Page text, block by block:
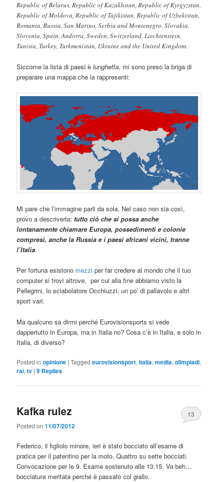
Republic of Belarus, Republic of Kazakhstan, Republic of Kyrgyzstan,
Republic of Moldova, Republic of Tajikistan, Republic of Uzbekistan,
Romania, Russia, San Marino, Serbia and Montenegro, Slovakia,
Slovenia, Spain, Andorra, Sweden, Switzerland, Liechtenstein,
Tunisia, Turkey, Turkmenistan, Ukraine and the United Kingdom.
Siccome la lista di paesi èlunghetta, mi sono preso la briga di
preparare una mappa che la rappresenti:
Mi pare che l’immagine parli da sola. Nel caso non sia così,
provo a descriverla: tutto ciò che si possa anche
lontanamente chiamare Europa, possedimenti e colonie
compresi, anche la Russia e i paesi africani vicini, tranne
l’Italia.
Per fortuna esistono mezzi per far credere al mondo che il tuo
computer si trovi altrove, per cui alla fine abbiamo visto la
Pellegrini, lo sciabolatore Occhiuzzi, un po’ di pallavolo e altri
sport vari.
Ma qualcuno sa dirmi perché Eurovisionsports si vede
dappertutto in Europa, ma in Italia no? Cosa c’è in Italia, e solo in
Italia, di diverso?
Posted in opinione |Tagged eurovisionsport,italia,media,olimpiadi,
rai,tv |9 Replies
Kafka rulez
Posted on11/07/2012
13
Federico, il figliolo minore, ieri è stato bocciato all’esame di
pratica per il patentino per la moto. Quattro su sette bocciati.
Convocazione per le 9. Esame sostenuto alle 13:15. Va beh…
bocciatura meritata perché è passato col giallo.